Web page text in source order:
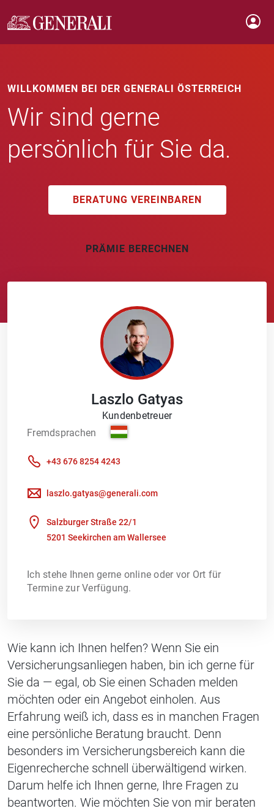
WILLKOMMEN BEI DER GENERALI ÖSTERREICH
Wir sind gerne
persönlich für Sie da.
BERATUNG VEREINBAREN
PRÄMIE BERECHNEN
Laszlo Gatyas
Kundenbetreuer
Fremdsprachen
+43 676 8254 4243
laszlo.gatyas@generali.com
Salzburger Straße 22/1
5201 Seekirchen am Wallersee
Ich stehe Ihnen gerne online oder vor Ort für
Termine zur Verfügung.
Wie kann ich Ihnen helfen? Wenn Sie ein
Versicherungsanliegen haben, bin ich gerne für
Sie da — egal, ob Sie einen Schaden melden
möchten oder ein Angebot einholen. Aus
Erfahrung weiß ich, dass es in manchen Fragen
eine persönliche Beratung braucht. Denn
besonders im Versicherungsbereich kann die
Eigenrecherche schnell überwältigend wirken.
Darum helfe ich Ihnen gerne, Ihre Fragen zu
beantworten. Wie möchten Sie von mir beraten